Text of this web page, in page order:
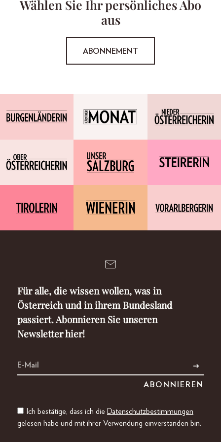
Wählen Sie Ihr persönliches Abo
aus
ABONNEMENT
Für alle, die wissen wollen, was in
Österreich und in ihrem Bundesland
passiert. Abonnieren Sie unseren
Newsletter hier!
Ich bestätige, dass ich die Datenschutzbestimmungen
gelesen habe und mit ihrer Verwendung einverstanden bin.